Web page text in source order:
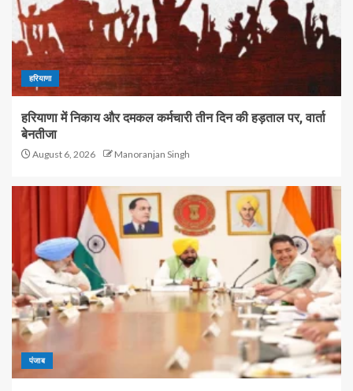
हरियाणा
हरियाणा में निकाय और दमकल कर्मचारी तीन दिन की हड़ताल पर, वार्ता
बेनतीजा
August 6, 2026 Manoranjan Singh
पंजाब